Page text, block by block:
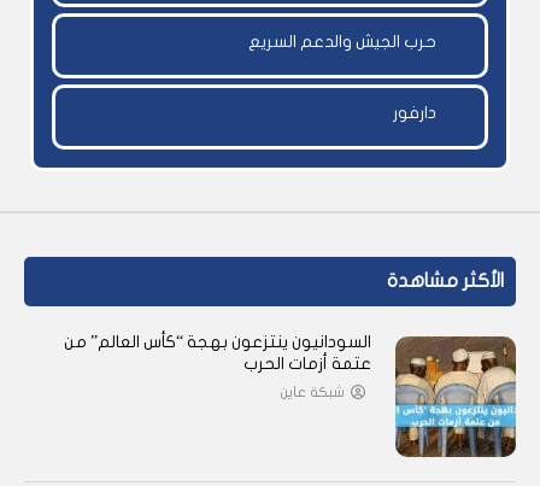
حرب الجيش والدعم السريع
دارفور
الأكثر مشاهدة
السودانيون ينتزعون بهجة “كأس العالم” من
عتمة أزمات الحرب
شبكة عاين